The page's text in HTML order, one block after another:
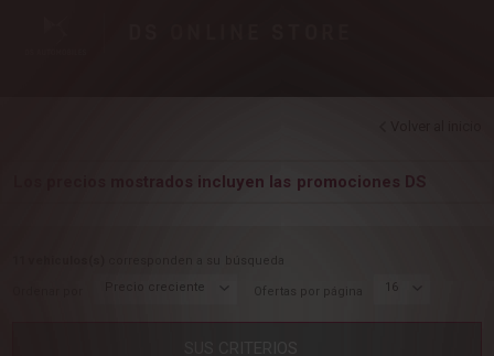
Los precios mostrados incluyen las promociones DS
Precio creciente Ofertas por página 16